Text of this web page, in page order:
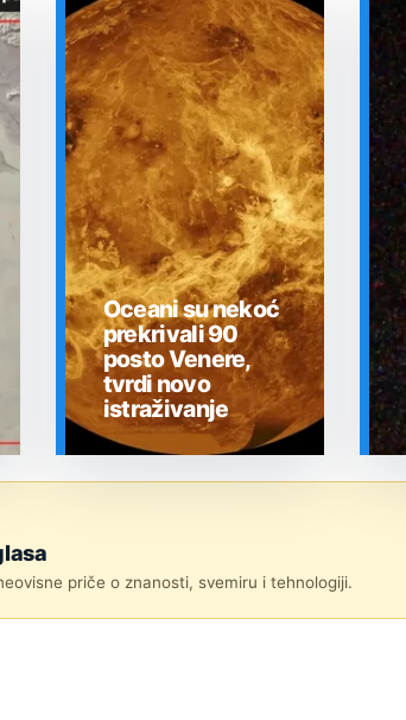
Oceani su nekoć
prekrivali 90
posto Venere,
tvrdi novo
istraživanje
priče o znanosti, svemiru i tehnologiji.